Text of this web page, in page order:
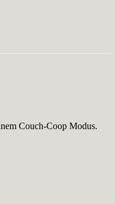
Couch-Coop Modus.